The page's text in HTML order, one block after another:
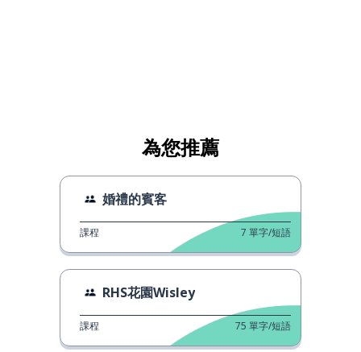
為您推薦
婚禮的賓客
課程 7 單字/短語
RHS花園Wisley
課程 75 單字/短語